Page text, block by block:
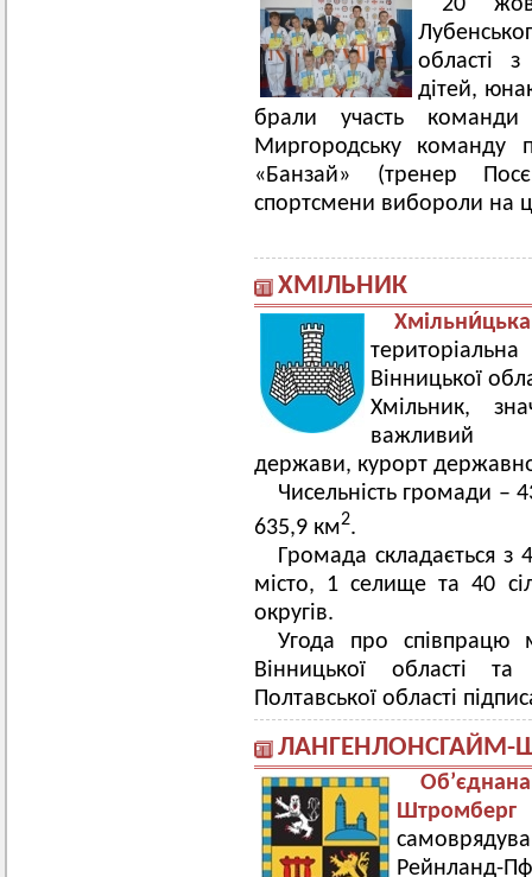
20
області
дітей,
брали участь команди
Миргородську команду
«Банзай» (тренер
спортсмени вибороли на
ХМІЛЬНИК
Вінницької
Хмільник,
держави, курорт
Чисельність громади –
635,9 км2.
Громада складається з
місто, 1 селище та 40
округів.
Угода про співпрацю
Вінницької області
Полтавської області
ЛАНГЕНЛОНСГАЙМ-
Штромберг
Рейнланд-